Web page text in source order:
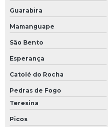
Guarabira
Mamanguape
São Bento
Esperança
Catolé do Rocha
Pedras de Fogo
Teresina
Picos